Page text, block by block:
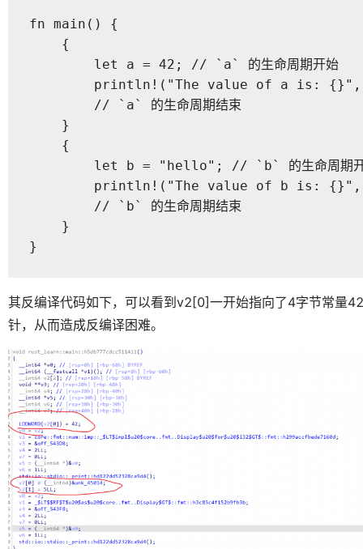
fn main() {
    {
        let a = 42; // `a` 的生命周期开始
println!("The value of a is:
        // `a` 的生命周期结束
    }
    {
let b = "hello"; // `b` 的生命周期
println!("The value of b is:
        // `b` 的生命周期结束
    }
}
其反编译代码如下，可以看到v2[0]一开始指向了4字节常量
针，从而造成反编译困难。